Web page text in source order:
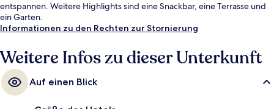
entspannen. Weitere Highlights sind eine Snackbar, eine Terrasse und
ein Garten.
Informationen zu den Rechten zur Stornierung
Weitere Infos zu dieser Unterkunft
Auf einen Blick